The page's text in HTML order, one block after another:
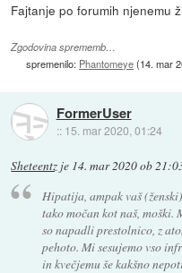
Fajtanje po forumih njenemu
Zgodovina sprememb…
spremenilo: Phantomeye(14. mar
FormerUser
:: 15. mar 2020, 01:24
Sheteentz je 14. mar 2020 ob
Hipatija, ampak vaš
tako močan kot naš, moški.
so napadli prestolnico, z
pehoto. Mi sesujemo vso
in kvečjemu še kakšno